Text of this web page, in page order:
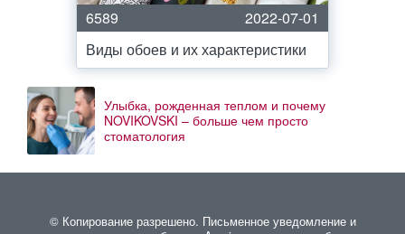
6589
2022-07-01
Виды обоев и их характеристики
Улыбка, рожденная теплом и почему
NOVIKOVSKI – больше чем просто
стоматология
© Копирование разрешено. Письменное уведомление и